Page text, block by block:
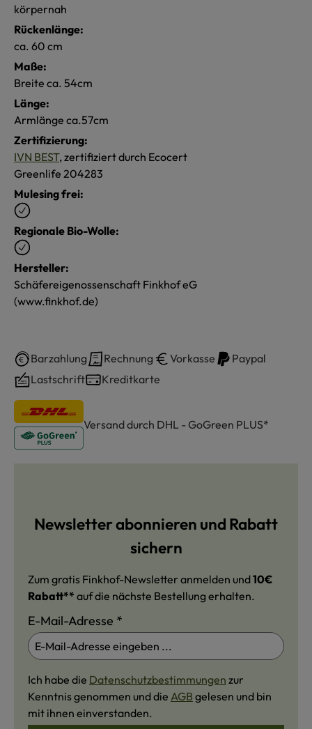
körpernah
Rückenlänge:
ca. 60 cm
Maße:
Breite ca. 54cm
Länge:
Armlänge ca.57cm
Zertifizierung:
IVN BEST, zertifiziert durch Ecocert
Greenlife 204283
Mulesing frei:
Regionale Bio-Wolle:
Hersteller:
Schäfereigenossenschaft Finkhof eG
(www.finkhof.de)
Barzahlung Rechnung Vorkasse
Paypal
Lastschrift
Kreditkarte
Versand durch DHL - GoGreen PLUS*
Newsletter abonnieren und Rabatt
sichern
Zum gratis Finkhof-Newsletter anmelden und10€
Rabatt** auf die nächste Bestellung erhalten.
E-Mail-Adresse *
Ich habe die Datenschutzbestimmungen zur
Kenntnis genommen und die AGB gelesen und bin
mit ihnen einverstanden.